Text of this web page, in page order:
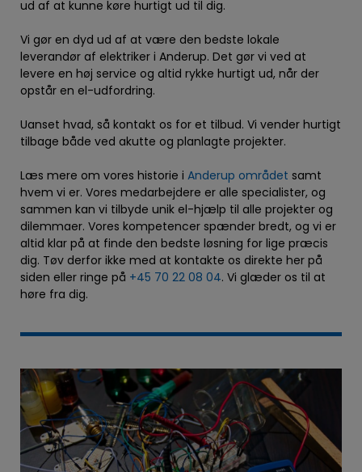
ud af at kunne køre hurtigt ud til dig.
Vi gør en dyd ud af at være den bedste lokale
leverandør af elektriker i Anderup. Det gør vi ved at
levere en høj service og altid rykke hurtigt ud, når der
opstår en el-udfordring.
Uanset hvad, så kontakt os for et tilbud. Vi vender hurtigt
tilbage både ved akutte og planlagte projekter.
Læs mere om vores historie i Anderup området samt
hvem vi er. Vores medarbejdere er alle specialister, og
sammen kan vi tilbyde unik el-hjælp til alle projekter og
dilemmaer. Vores kompetencer spænder bredt, og vi er
altid klar på at finde den bedste løsning for lige præcis
dig. Tøv derfor ikke med at kontakte os direkte her på
siden eller ringe på +45 70 22 08 04. Vi glæder os til at
høre fra dig.